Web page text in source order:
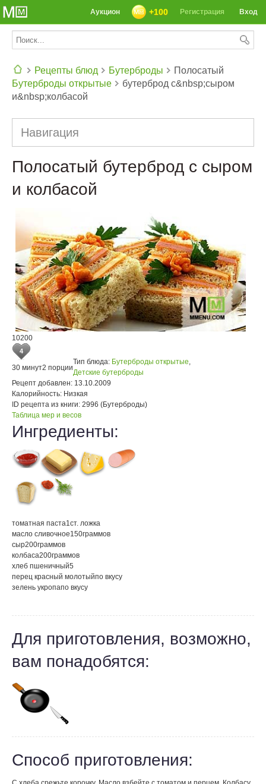
Вход
Регистрация
+100
Аукцион
Рецепты блюд
Бутерброды
Бутерброды открытые
Полосатый
бутерброд с&nbsp;сыром
и&nbsp;колбасой
Навигация
Полосатый бутерброд с сыром
и колбасой
10200
4
30 минут2 порции
Тип блюда: Бутерброды открытые,
Детские бутерброды
Рецепт добавлен: 13.10.2009
Калорийность: Низкая
ID рецепта из книги: 2996 (Бутерброды)
Таблица мер и весов
Ингредиенты:
томатная паста1ст. ложка
масло сливочное150граммов
сыр200граммов
колбаса200граммов
хлеб пшеничный5
перец красный молотыйпо вкусу
зелень укропапо вкусу
Для приготовления, возможно,
вам понадобятся:
Способ приготовления: